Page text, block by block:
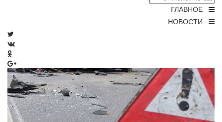
ГЛАВНОЕ
НОВОСТИ